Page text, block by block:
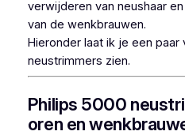
verwijderen van neushaar
van de wenkbrauwen.
Hieronder laat ik je een
neustrimmers zien.
Philips 5000
oren en